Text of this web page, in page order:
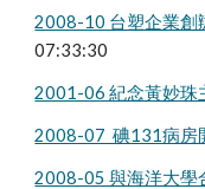
2008-10 台塑企業創
07:33:30
2001-06 紀念黃妙珠
2008-07  碘131病房
2008-05 與海洋大學